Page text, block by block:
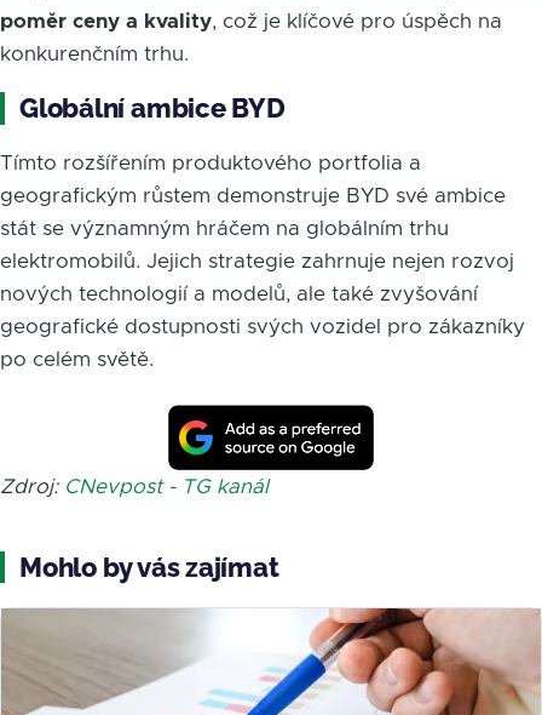
poměr ceny a kvality, což je klíčové pro úspěch na
konkurenčním trhu.
Globální ambice BYD
Tímto rozšířením produktového portfolia a
geografickým růstem demonstruje BYD své ambice
stát se významným hráčem na globálním trhu
elektromobilů. Jejich strategie zahrnuje nejen rozvoj
nových technologií a modelů, ale také zvyšování
geografické dostupnosti svých vozidel pro zákazníky
po celém světě.
Zdroj: CNevpost - TG kanál
Mohlo by vás zajímat